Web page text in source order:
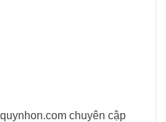
chuyên cập